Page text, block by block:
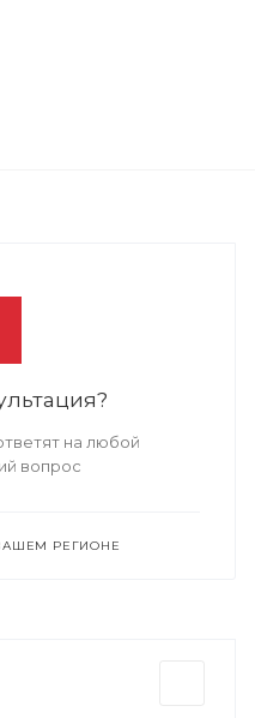
на любой
вопрос
РЕГИОНЕ